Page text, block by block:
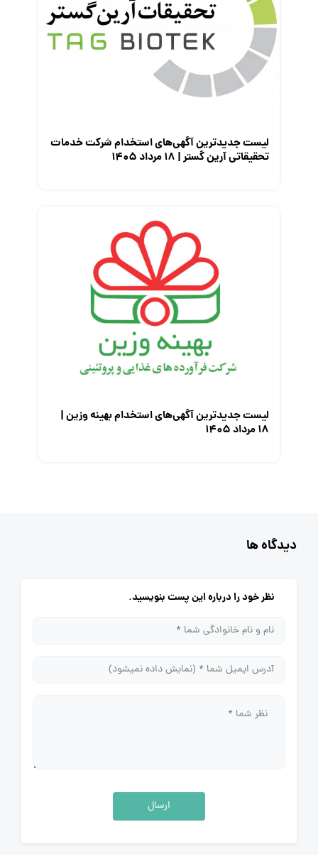
لیست جدیدترین آگهی‌های استخدام شرکت خدمات
تحقیقاتی آرین گستر | ۱۸ مرداد ۱۴۰۵
لیست جدیدترین آگهی‌های استخدام بهینه وزین |
۱۸ مرداد ۱۴۰۵
دیدگاه ها
نظر خود را درباره این پست بنویسید.
ارسال